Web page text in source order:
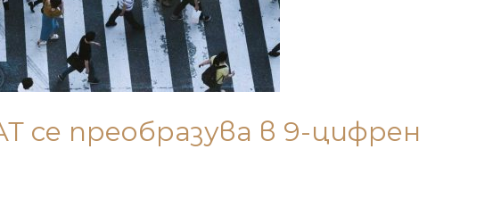
се преобразува в 9-цифрен